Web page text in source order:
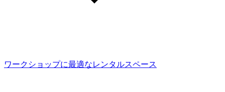
ワークショップに最適なレンタルスペース